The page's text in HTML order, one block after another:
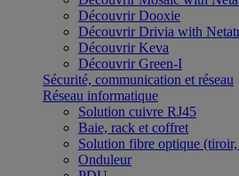
Découvrir Dooxie
Découvrir Drivia with
Découvrir Keva
Découvrir Green-I
Sécurité, communication et réseau
Réseau informatique
Solution cuivre RJ45
Baie, rack et coffret
Solution fibre optique
Onduleur